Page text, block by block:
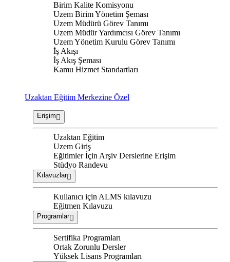
Birim Kalite Komisyonu
Uzem Birim Yönetim Şeması
Uzem Müdürü Görev Tanımı
Uzem Müdür Yardımcısı Görev Tanımı
Uzem Yönetim Kurulu Görev Tanımı
İş Akışı
İş Akış Şeması
Kamu Hizmet Standartları
Uzaktan Eğitim Merkezine Özel
Erişim
Uzaktan Eğitim
Uzem Giriş
Eğitimler İçin Arşiv Derslerine Erişim
Stüdyo Randevu
Kılavuzlar
Kullanıcı için ALMS kılavuzu
Eğitmen Kılavuzu
Programlar
Sertifika Programları
Ortak Zorunlu Dersler
Yüksek Lisans Programları